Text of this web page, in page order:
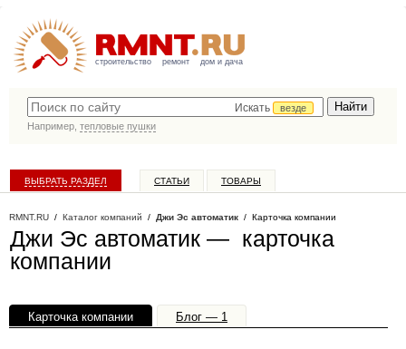
строительство ремонт дом и дача
Искать
везде
Например, тепловые пушки
ВЫБРАТЬ РАЗДЕЛ СТАТЬИ ТОВАРЫ
RMNT.RU / Каталог компаний / Джи Эс автоматик / Карточка компании
Джи Эс автоматик — карточка
компании
Карточка компании
Блог — 1